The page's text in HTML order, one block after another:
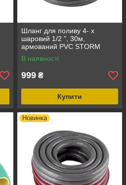
Шланг для поливу 4- х
шаровий 1/2 ", 30м,
армований PVC STORM
INTERTOOL GE-4153
В наявності
999 ₴
Купити
Новинка